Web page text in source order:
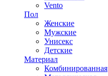
Vento
Пол
Женские
Мужские
Унисекс
Детские
Материал
Комбинированная